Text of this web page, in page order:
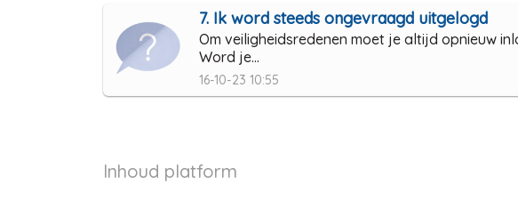
7. Ik word steeds ongevraagd uitgelogd
Om veiligheidsredenen moet je altijd opnieuw
Word je...
16-10-23 10:55
Inhoud platform